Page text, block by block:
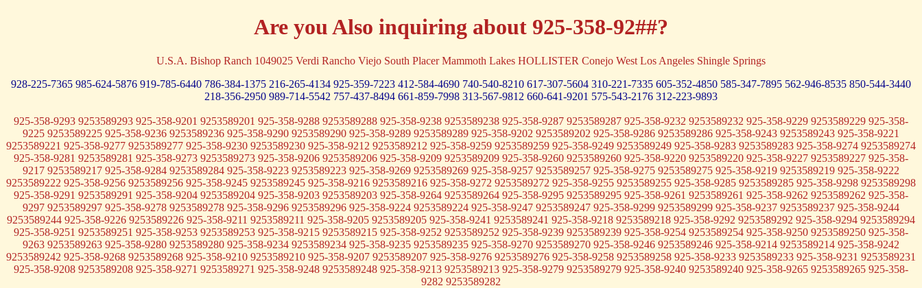
Are you Also inquiring about 925-358-92##?
U.S.A. Bishop Ranch 1049025 Verdi Rancho Viejo South Placer Mammoth Lakes HOLLISTER Conejo West Los Angeles Shingle Springs
928-225-7365 985-624-5876 919-785-6440 786-384-1375 216-265-4134 925-359-7223 412-584-4690 740-540-8210 617-307-5604 310-221-7335 605-352-4850 585-347-7895 562-946-8535 850-544-3440
218-356-2950 989-714-5542 757-437-8494 661-859-7998 313-567-9812 660-641-9201 575-543-2176 312-223-9893
925-358-9293 9253589293 925-358-9201 9253589201 925-358-9288 9253589288 925-358-9238 9253589238 925-358-9287 9253589287 925-358-9232 9253589232 925-358-9229 9253589229 925-358-
9225 9253589225 925-358-9236 9253589236 925-358-9290 9253589290 925-358-9289 9253589289 925-358-9202 9253589202 925-358-9286 9253589286 925-358-9243 9253589243 925-358-9221
9253589221 925-358-9277 9253589277 925-358-9230 9253589230 925-358-9212 9253589212 925-358-9259 9253589259 925-358-9249 9253589249 925-358-9283 9253589283 925-358-9274 9253589274
925-358-9281 9253589281 925-358-9273 9253589273 925-358-9206 9253589206 925-358-9209 9253589209 925-358-9260 9253589260 925-358-9220 9253589220 925-358-9227 9253589227 925-358-
9217 9253589217 925-358-9284 9253589284 925-358-9223 9253589223 925-358-9269 9253589269 925-358-9257 9253589257 925-358-9275 9253589275 925-358-9219 9253589219 925-358-9222
9253589222 925-358-9256 9253589256 925-358-9245 9253589245 925-358-9216 9253589216 925-358-9272 9253589272 925-358-9255 9253589255 925-358-9285 9253589285 925-358-9298 9253589298
925-358-9291 9253589291 925-358-9204 9253589204 925-358-9203 9253589203 925-358-9264 9253589264 925-358-9295 9253589295 925-358-9261 9253589261 925-358-9262 9253589262 925-358-
9297 9253589297 925-358-9278 9253589278 925-358-9296 9253589296 925-358-9224 9253589224 925-358-9247 9253589247 925-358-9299 9253589299 925-358-9237 9253589237 925-358-9244
9253589244 925-358-9226 9253589226 925-358-9211 9253589211 925-358-9205 9253589205 925-358-9241 9253589241 925-358-9218 9253589218 925-358-9292 9253589292 925-358-9294 9253589294
925-358-9251 9253589251 925-358-9253 9253589253 925-358-9215 9253589215 925-358-9252 9253589252 925-358-9239 9253589239 925-358-9254 9253589254 925-358-9250 9253589250 925-358-
9263 9253589263 925-358-9280 9253589280 925-358-9234 9253589234 925-358-9235 9253589235 925-358-9270 9253589270 925-358-9246 9253589246 925-358-9214 9253589214 925-358-9242
9253589242 925-358-9268 9253589268 925-358-9210 9253589210 925-358-9207 9253589207 925-358-9276 9253589276 925-358-9258 9253589258 925-358-9233 9253589233 925-358-9231 9253589231
925-358-9208 9253589208 925-358-9271 9253589271 925-358-9248 9253589248 925-358-9213 9253589213 925-358-9279 9253589279 925-358-9240 9253589240 925-358-9265 9253589265 925-358-
9282 9253589282